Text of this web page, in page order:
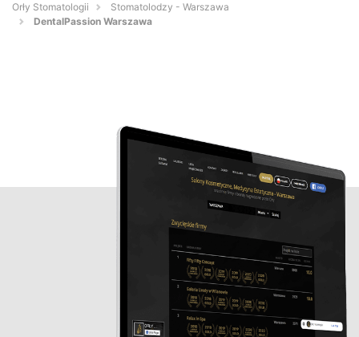
Orły Stomatologii
Stomatolodzy - Warszawa
DentalPassion Warszawa